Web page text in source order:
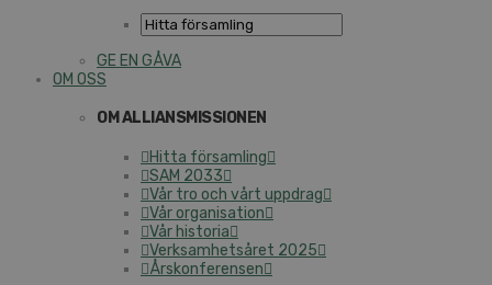
GE EN GÅVA
OM OSS
OM ALLIANSMISSIONEN
Hitta församling
SAM 2033
Vår tro och vårt uppdrag
Vår organisation
Vår historia
Verksamhetsåret 2025
Årskonferensen